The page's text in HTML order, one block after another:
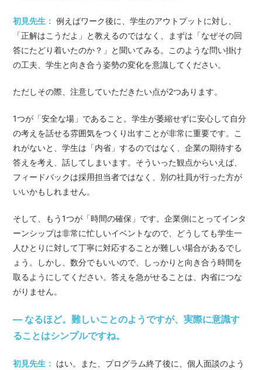
初見先生： 例えばワーク後に、学生のアウトプットに対し、
「正解はこうだよ」と教えるのではなく、まずは「なぜその回
答にたどり着いたのか？」と聞いてみる。このような問い掛け
の工夫、学生と向き合う姿勢の変化を意識してください。
ただしその際、注意していただきたい点が2つあります。
1つが「安全な場」であること。学生が萎縮せずに安心して自分
の考えを話せる雰囲気をつくり出すことが非常に重要です。こ
れがないと、学生は「内省」するのではなく、企業の期待する
答えを考え、話してしまいます。そういった観点からいえば、
フィードバックは採用担当者ではなく、別の社員が行った方が
いいかもしれません。
そして、もう1つが「時間の確保」です。企業側にとってインタ
ーンシップは非常に忙しいイベントなので、どうしても学生一
人ひとりに対して丁寧に対応することが難しい場合があるでし
ょう。しかし、数分でもいいので、しっかりと向き合う時間を
取るようにしてください。答えを急がせることは、内省につな
がりません。
— なるほど。難しいことのようですが、実際に意識す
ることはシンプルですね。
初見先生： はい。また、プログラム終了後に、個人面談のよう